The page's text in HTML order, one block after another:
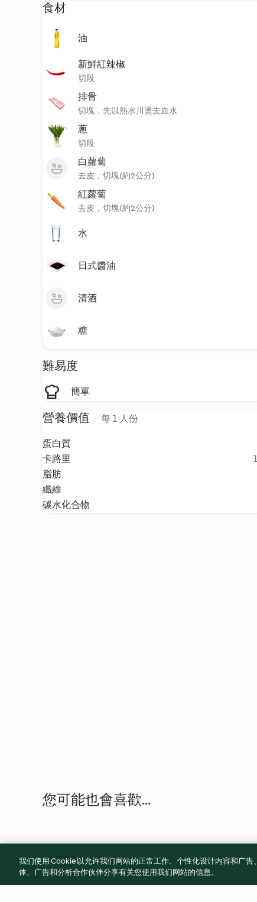
食材
油
新鮮紅辣椒
切段
排骨
切塊，先以熱水川燙去血水
蔥
切段
白蘿蔔
去皮，切塊(約2公分)
紅蘿蔔
去皮，切塊(約2公分)
水
日式醬油
清酒
糖
難易度
簡單
營養價值 每 1 人份
蛋白質
卡路里
脂肪
纖維
碳水化合物
您可能也會喜歡...
我们使用 Cookie 以允许我们网站的正常工作、个性化设计内容和广
体、广告和分析合作伙伴分享有关您使用我们网站的信息。